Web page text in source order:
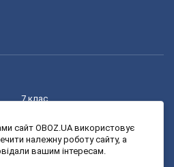
7 клас
9 клас
сайт OBOZ.UA використовує
належну роботу сайту, а
вашим інтересам.